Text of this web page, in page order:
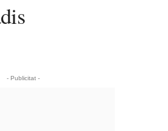
- Publicitat -